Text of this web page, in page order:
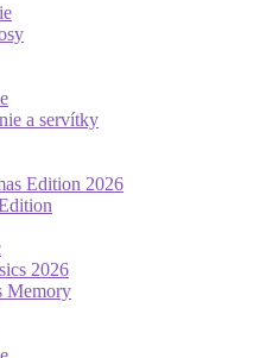
a servítky
Edition 2026
2026
Memory